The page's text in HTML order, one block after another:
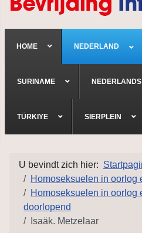
HOME NEDERLAND
SURINAME
TÜRKIYE SIERPLEIN
U bevindt zich hier:
Homoseksuelen in oorlog
Homoseksuelen in oorlog
doorlopend
Isaäk. Metzelaar